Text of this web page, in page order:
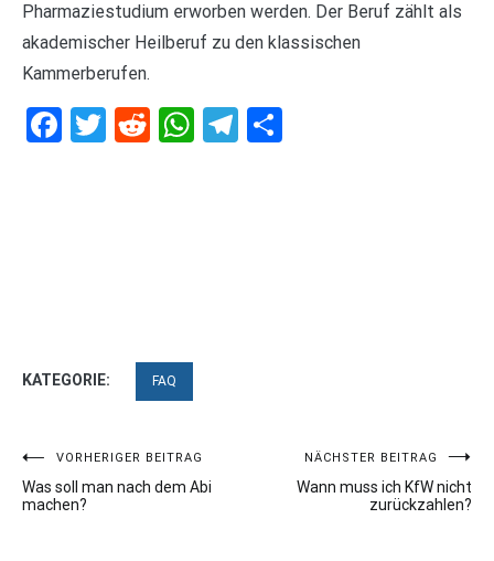
Pharmaziestudium erworben werden. Der Beruf zählt als
akademischer Heilberuf zu den klassischen
Kammerberufen.
Facebook
Twitter
RedditWhatsApp
Telegram
KATEGORIE: FAQ
Beitragsnavigation
VORHERIGER BEITRAG
Was soll man nach dem Abi
machen?
NÄCHSTER BEITRAG
Wann muss ich KfW nicht
zurückzahlen?